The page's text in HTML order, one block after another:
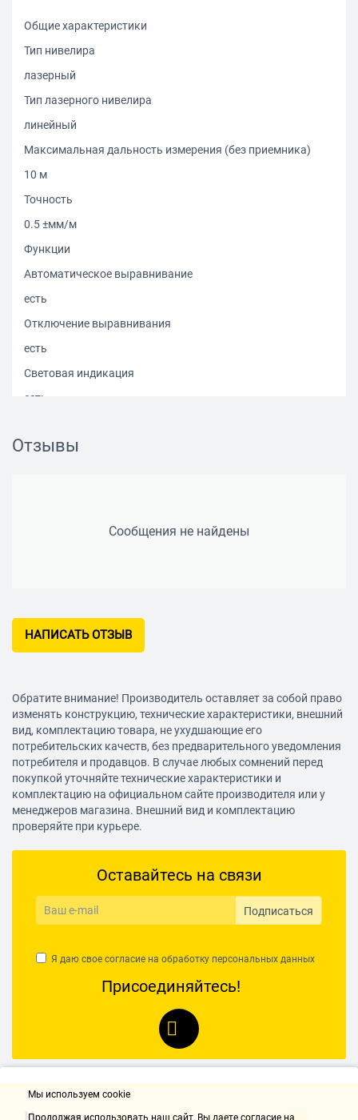
Общие характеристики
Тип нивелира
лазерный
Тип лазерного нивелира
линейный
Максимальная дальность измерения (без приемника)
10 м
Точность
0.5 ±мм/м
Функции
Автоматическое выравнивание
есть
Отключение выравнивания
есть
Световая индикация
есть
Количество перекрестий (угол 90°)
1
Угол горизонтальной развертки
Угол самовыравнивания
4 °
Количество проецируемых точек
2
Отвес
есть
Количество лучей
Максимальная высота штатива
Количество секций штатива
4 шт.
Отзывы
Сообщения не найдены
НАПИСАТЬ ОТЗЫВ
Обратите внимание! Производитель оставляет за собой право
изменять конструкцию, технические характеристики, внешний
вид, комплектацию товара, не ухудшающие его
потребительских качеств, без предварительного уведомления
потребителя и продавцов. В случае любых сомнений перед
покупкой уточняйте технические характеристики и
комплектацию на официальном сайте производителя или у
менеджеров магазина. Внешний вид и комплектацию
проверяйте при курьере.
Оставайтесь на связи
Подписаться
Я даю свое согласие на обработку персональных данных
Присоединяйтесь!
Мы используем cookie
Продолжая использовать наш cайт, Вы даете согласие на